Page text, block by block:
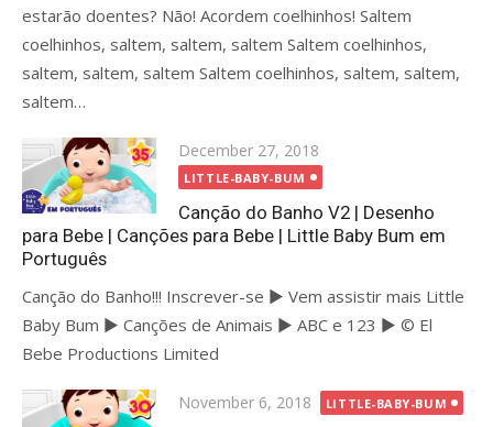
estarão doentes? Não! Acordem coelhinhos! Saltem
coelhinhos, saltem, saltem, saltem Saltem coelhinhos,
saltem, saltem, saltem Saltem coelhinhos, saltem, saltem,
saltem…
Posted
on
December 27, 2018
LITTLE-BABY-BUM
Canção do Banho V2 | Desenho
para Bebe | Canções para Bebe | Little Baby Bum em
Português
Canção do Banho!!! Inscrever-se ► Vem assistir mais Little
Baby Bum ► Canções de Animais ► ABC e 123 ► © El
Bebe Productions Limited
Posted
November 6, 2018 LITTLE-BABY-BUM